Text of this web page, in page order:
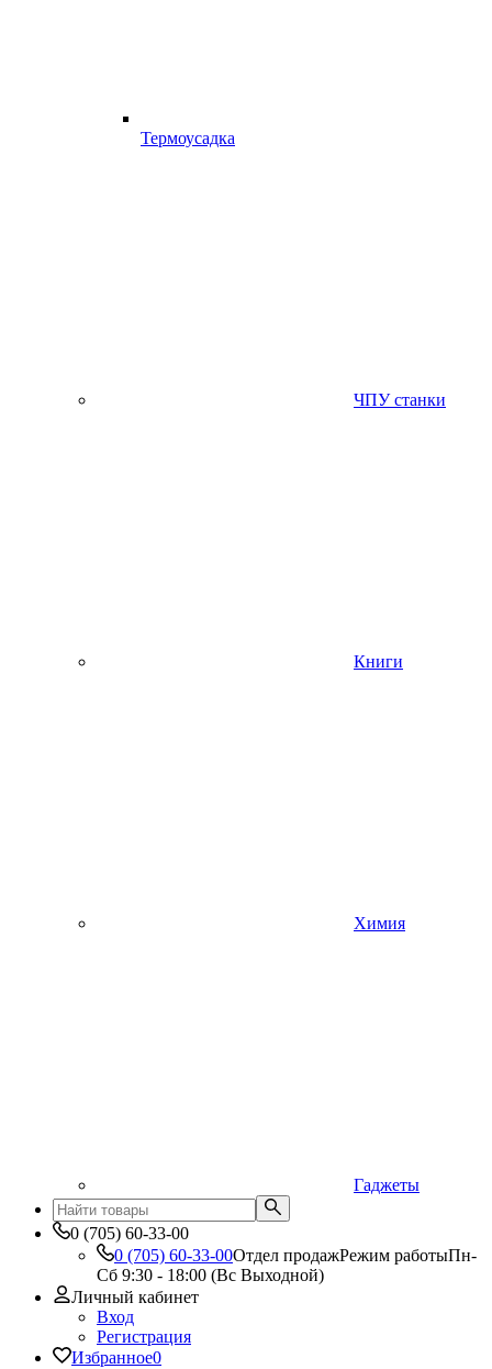
Термоусадка
ЧПУ станки
Книги
Химия
Гаджеты
0 (705) 60-33-00
0 (705) 60-33-00Отдел продажРежим работыПн-
Сб 9:30 - 18:00 (Вс Выходной)
Личный кабинет
Вход
Регистрация
Избранное0